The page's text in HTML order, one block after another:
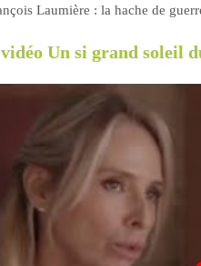
Laumière : la hache de
Un si grand soleil